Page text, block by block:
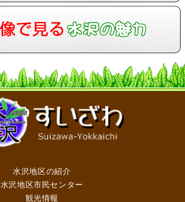
水沢地区の紹介
水沢地区市民センター
観光情報